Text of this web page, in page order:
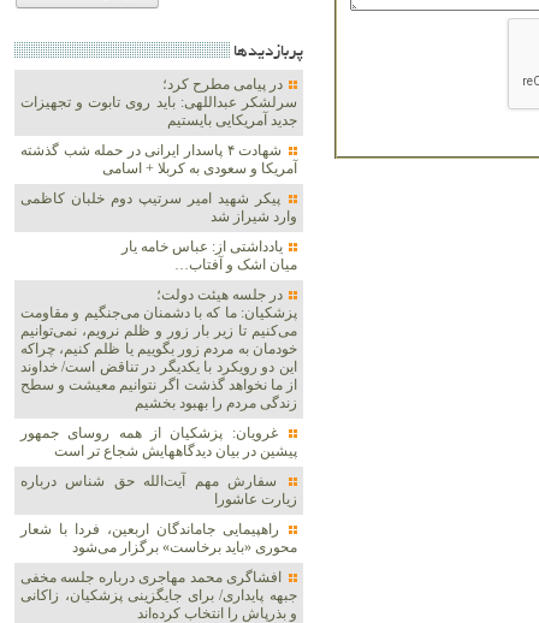
پربازديدها
در پیامی مطرح کرد؛
سرلشکر عبداللهی: باید روی تابوت و تجهیزات
جدید آمریکایی بایستیم
شهادت ۴ پاسدار ایرانی در حمله شب گذشته
آمریکا و سعودی به کربلا + اسامی
پیکر شهید امیر سرتیپ دوم خلبان کاظمی
وارد شیراز شد
یادداشتی از: عباس خامه یار
میان اشک و آفتاب…
در جلسه هیئت دولت؛
پزشکیان: ما که با دشمنان می‌جنگیم و مقاومت
می‌کنیم تا زیر بار زور و ظلم نرویم، نمی‌توانیم
خودمان به مردم زور بگوییم یا ظلم کنیم، چراکه
این دو رویکرد با یکدیگر در تناقض است/ خداوند
از ما نخواهد گذشت اگر نتوانیم معیشت و سطح
زندگی مردم را بهبود بخشیم
غرویان: پزشکیان از همه روسای جمهور
پیشین در بیان دیدگاههایش شجاع تر است
سفارش مهم آیت‌الله حق شناس درباره
زیارت عاشورا
راهپیمایی جاماندگان اربعین، فردا با شعار
محوری «باید برخاست» برگزار می‌شود
افشاگری محمد مهاجری درباره جلسه مخفی
جبهه پایداری/ برای جایگزینی پزشکیان، زاکانی
و بذرپاش را انتخاب کرده‌اند